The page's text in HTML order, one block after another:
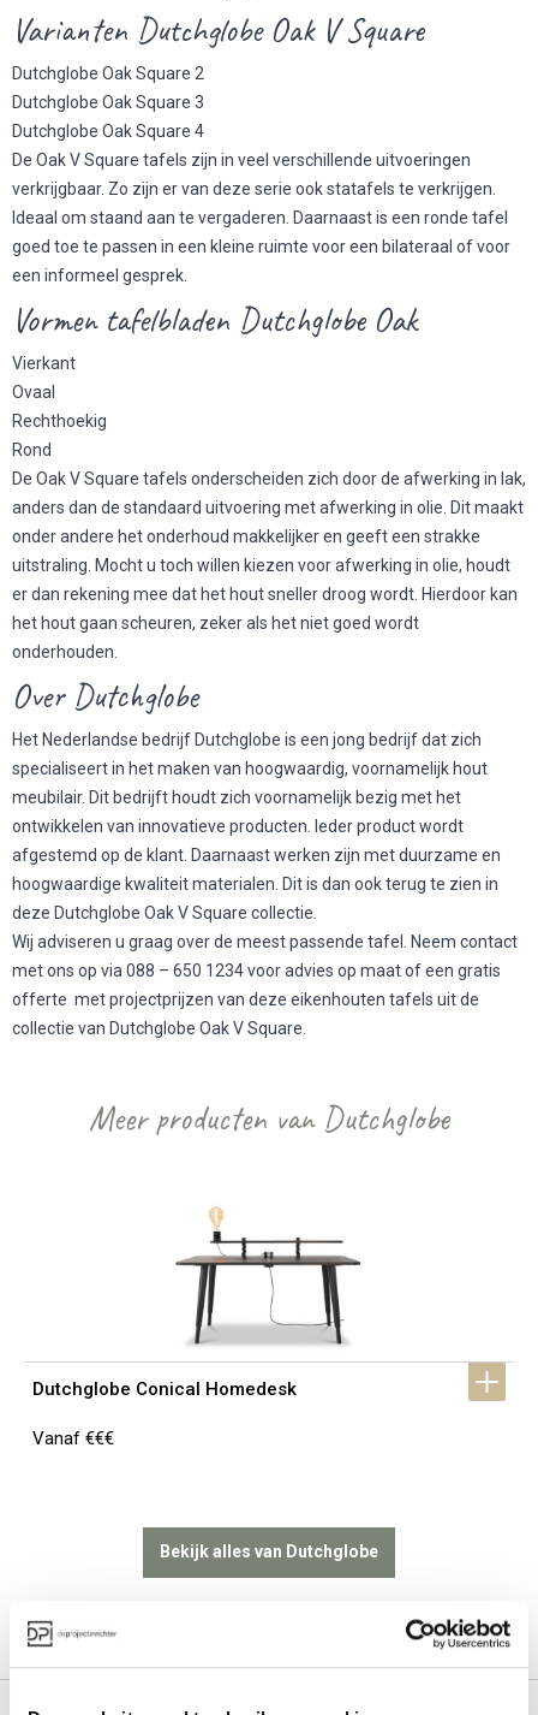
Varianten Dutchglobe Oak V Square
Dutchglobe Oak Square 2
Dutchglobe Oak Square 3
Dutchglobe Oak Square 4
De Oak V Square tafels zijn in veel verschillende uitvoeringen
verkrijgbaar. Zo zijn er van deze serie ook statafels te verkrijgen.
Ideaal om staand aan te vergaderen. Daarnaast is een ronde tafel
goed toe te passen in een kleine ruimte voor een bilateraal of voor
een informeel gesprek.
Vormen tafelbladen Dutchglobe Oak
Vierkant
Ovaal
Rechthoekig
Rond
De Oak V Square tafels onderscheiden zich door de afwerking in lak,
anders dan de standaard uitvoering met afwerking in olie. Dit maakt
onder andere het onderhoud makkelijker en geeft een strakke
uitstraling. Mocht u toch willen kiezen voor afwerking in olie, houdt
er dan rekening mee dat het hout sneller droog wordt. Hierdoor kan
het hout gaan scheuren, zeker als het niet goed wordt
onderhouden.
Over Dutchglobe
Het Nederlandse bedrijf Dutchglobe is een jong bedrijf dat zich
specialiseert in het maken van hoogwaardig, voornamelijk hout
meubilair. Dit bedrijft houdt zich voornamelijk bezig met het
ontwikkelen van innovatieve producten. Ieder product wordt
afgestemd op de klant. Daarnaast werken zijn met duurzame en
hoogwaardige kwaliteit materialen. Dit is dan ook terug te zien in
deze Dutchglobe Oak V Square collectie.
Wij adviseren u graag over de meest passende tafel. Neem contact
met ons op via 088 – 650 1234 voor advies op maat of een gratis
offerte met projectprijzen van deze eikenhouten tafels uit de
collectie van Dutchglobe Oak V Square.
Meer producten van Dutchglobe
Dutchglobe Conical Homedesk
Vanaf €€€
Bekijk alles van Dutchglobe